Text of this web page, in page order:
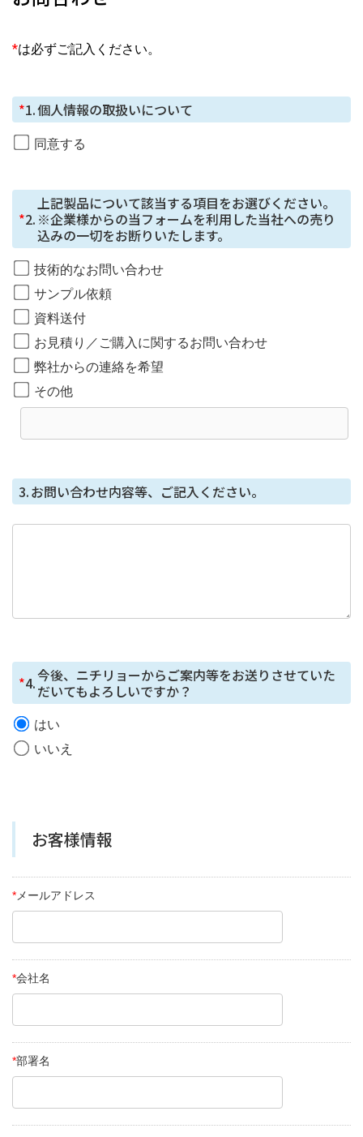
*は必ずご記入ください。
*1.個人情報の取扱いについて
同意する
*2.
上記製品について該当する項目をお選びください。
※企業様からの当フォームを利用した当社への売り
込みの一切をお断りいたします。
技術的なお問い合わせ
サンプル依頼
資料送付
お見積り／ご購入に関するお問い合わせ
弊社からの連絡を希望
その他
3.お問い合わせ内容等、ご記入ください。
*4.今後、ニチリョーからご案内等をお送りさせていた
だいてもよろしいですか？
はい
いいえ
お客様情報
*メールアドレス
*会社名
*部署名